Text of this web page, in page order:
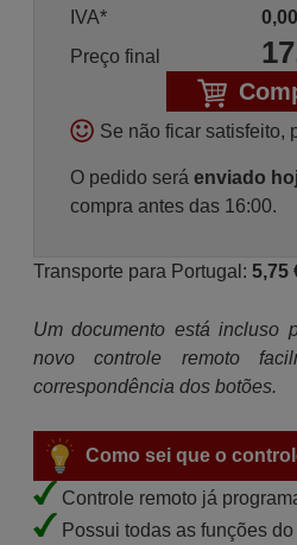
IVA*
0,00
Preço final
Se não ficar satisfeito,
O pedido será enviado
compra antes das 16:00.
Transporte para Portugal: 5,75
Um documento está incluso
novo controle remoto
correspondência dos botões.
Como sei que o
Controle remoto já
Possui todas as funções